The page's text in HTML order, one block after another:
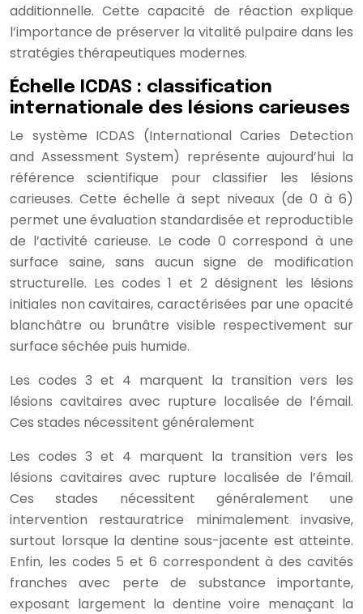
additionnelle. Cette capacité de réaction explique
l’importance de préserver la vitalité pulpaire dans les
stratégies thérapeutiques modernes.
Échelle ICDAS : classification
internationale des lésions carieuses
Le système ICDAS (International Caries Detection
and Assessment System) représente aujourd’hui la
référence scientifique pour classifier les lésions
carieuses. Cette échelle à sept niveaux (de 0 à 6)
permet une évaluation standardisée et reproductible
de l’activité carieuse. Le code 0 correspond à une
surface saine, sans aucun signe de modification
structurelle. Les codes 1 et 2 désignent les lésions
initiales non cavitaires, caractérisées par une opacité
blanchâtre ou brunâtre visible respectivement sur
surface séchée puis humide.
Les codes 3 et 4 marquent la transition vers les
lésions cavitaires avec rupture localisée de l’émail.
Ces stades nécessitent généralement
Les codes 3 et 4 marquent la transition vers les
lésions cavitaires avec rupture localisée de l’émail.
Ces stades nécessitent généralement une
intervention restauratrice minimalement invasive,
surtout lorsque la dentine sous-jacente est atteinte.
Enfin, les codes 5 et 6 correspondent à des cavités
franches avec perte de substance importante,
exposant largement la dentine voire menaçant la